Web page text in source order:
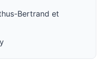
Bertrand et